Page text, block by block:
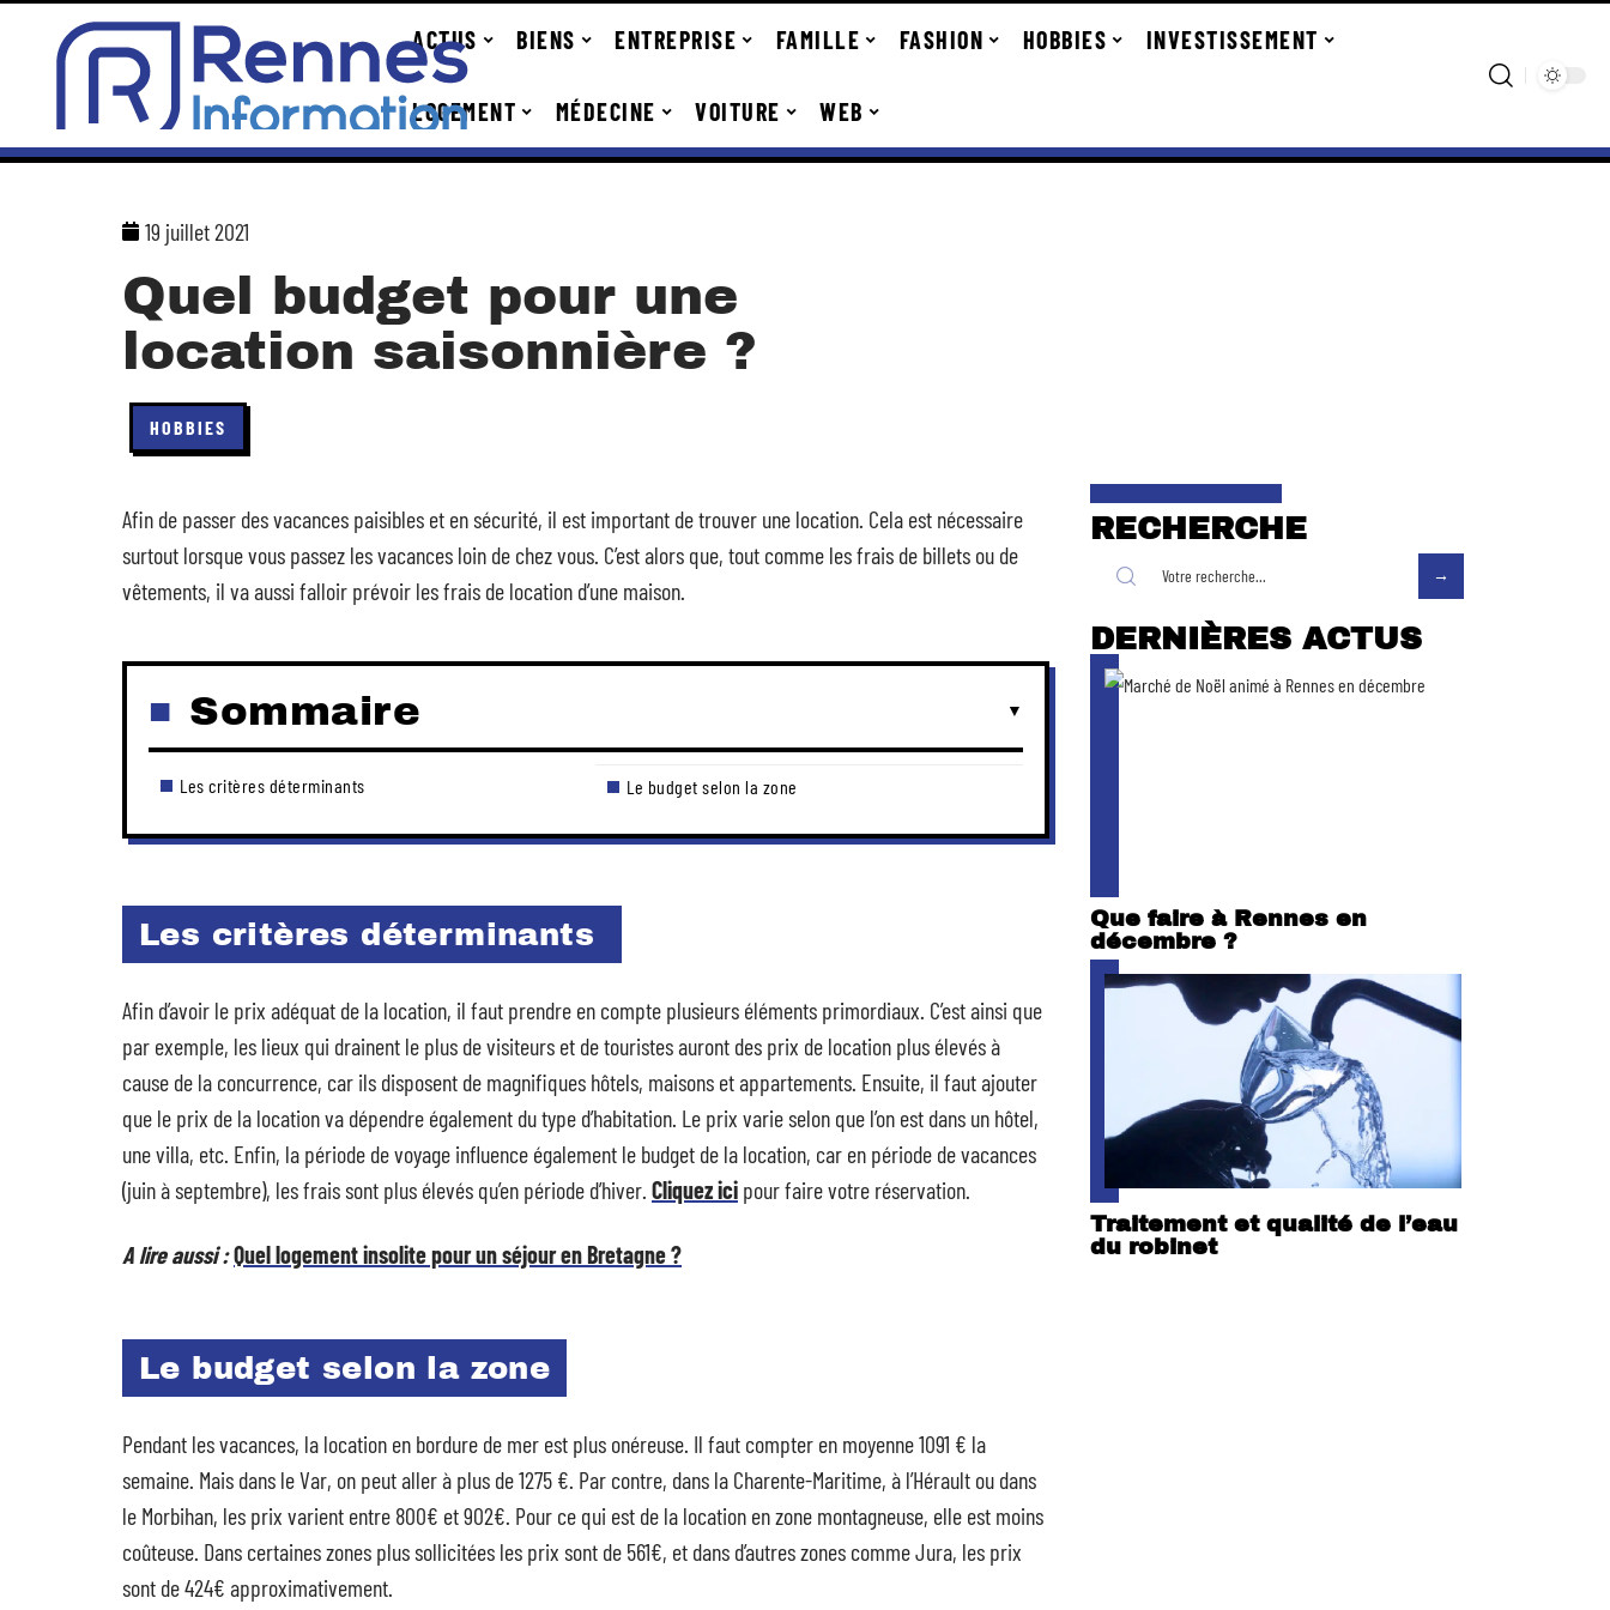
ACTUS BIENS ENTREPRISE FAMILLE FASHION HOBBIES INVESTISSEMENT
LOGEMENT MÉDECINE VOITURE WEB
19 juillet 2021
Quel budget pour une
location saisonnière ?
HOBBIES
Afin de passer des vacances paisibles et en sécurité, il est important de trouver une location. Cela est nécessaire
surtout lorsque vous passez les vacances loin de chez vous. C’est alors que, tout comme les frais de billets ou de
vêtements, il va aussi falloir prévoir les frais de location d’une maison.
Sommaire
Les critères déterminants Le budget selon la zone
Les critères déterminants
Afin d’avoir le prix adéquat de la location, il faut prendre en compte plusieurs éléments primordiaux. C’est ainsi que
par exemple, les lieux qui drainent le plus de visiteurs et de touristes auront des prix de location plus élevés à
cause de la concurrence, car ils disposent de magnifiques hôtels, maisons et appartements. Ensuite, il faut ajouter
que le prix de la location va dépendre également du type d’habitation. Le prix varie selon que l’on est dans un hôtel,
une villa, etc. Enfin, la période de voyage influence également le budget de la location, car en période de vacances
(juin à septembre), les frais sont plus élevés qu’en période d’hiver. Cliquez ici pour faire votre réservation.
A lire aussi :Quel logement insolite pour un séjour en Bretagne ?
Le budget selon la zone
Pendant les vacances, la location en bordure de mer est plus onéreuse. Il faut compter en moyenne 1091 € la
semaine. Mais dans le Var, on peut aller à plus de 1275 €. Par contre, dans la Charente-Maritime, à l’Hérault ou dans
le Morbihan, les prix varient entre 800€ et 902€. Pour ce qui est de la location en zone montagneuse, elle est moins
coûteuse. Dans certaines zones plus sollicitées les prix sont de 561€, et dans d’autres zones comme Jura, les prix
sont de 424€ approximativement.
RECHERCHE
DERNIÈRES ACTUS
Que faire à Rennes en
décembre ?
Traitement et qualité de l’eau
du robinet